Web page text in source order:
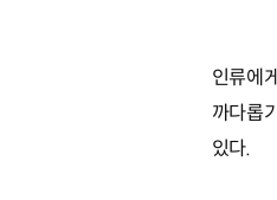
인류에
까다롭
있다.